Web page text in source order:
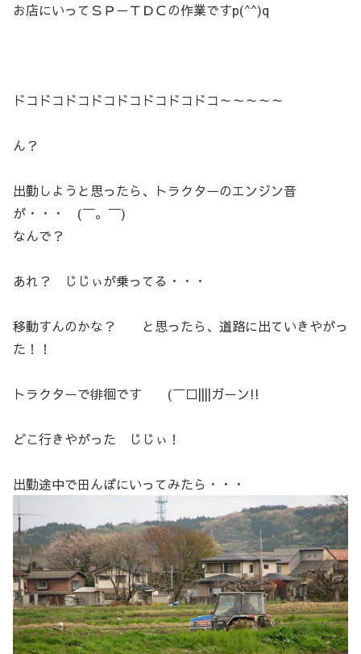
お店にいってＳＰ－ＴＤＣの作業ですp(^^)q
ドコドコドコドコドコドコドコドコ～～～～～
ん？
出勤しようと思ったら、トラクターのエンジン音
が・・・ (￣。￣)
なんで？
あれ？ じじぃが乗ってる・・・
移動すんのかな？ と思ったら、道路に出ていきやがっ
た！！
トラクターで徘徊です (￣□||||ガーン!!
どこ行きやがった じじぃ！
出勤途中で田んぼにいってみたら・・・